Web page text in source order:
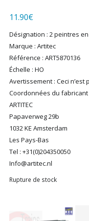
11.90€
Désignation : 2 peintres
Marque : Artitec
Référence : ART5870136
Échelle : HO
Avertissement : Ceci
Coordonnées du fabricant
ARTITEC
Papaverweg 29b
1032 KE Amsterdam
Les Pays-Bas
Tel : +31(0)204350050
Info@artitec.nl
Rupture de stock